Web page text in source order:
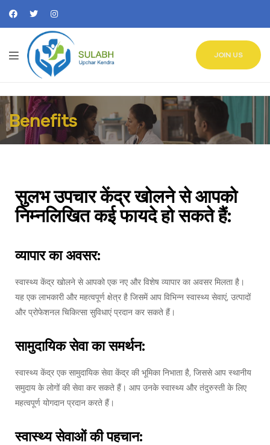
JOIN US
Benefits
सुलभ उपचार केंद्र खोलने से आपको
निम्नलिखित कई फायदे हो सकते हैं:
व्यापार का अवसर:
स्वास्थ्य केंद्र खोलने से आपको एक नए और विशेष व्यापार का अवसर मिलता है।
यह एक लाभकारी और महत्वपूर्ण क्षेत्र है जिसमें आप विभिन्न स्वास्थ्य सेवाएं, उत्पादों
और प्रोफेशनल चिकित्सा सुविधाएं प्रदान कर सकते हैं।
सामुदायिक सेवा का समर्थन:
स्वास्थ्य केंद्र एक सामुदायिक सेवा केंद्र की भूमिका निभाता है, जिससे आप स्थानीय
समुदाय के लोगों की सेवा कर सकते हैं। आप उनके स्वास्थ्य और तंदुरुस्ती के लिए
महत्वपूर्ण योगदान प्रदान करते हैं।
स्वास्थ्य सेवाओं की पहचान: